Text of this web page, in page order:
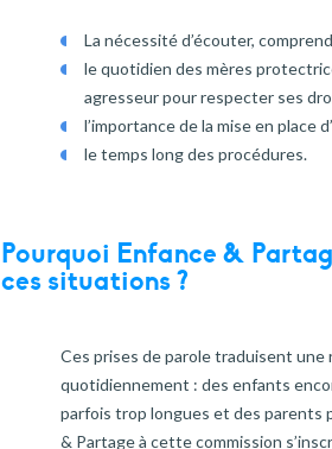
La nécessité d’écouter,
le quotidien des mères
agresseur pour respecter ses
l’importance de la mise en place
le temps long des procédures.
Pourquoi Enfance &
ces situations ?
Ces prises de parole traduisent
quotidiennement : des enfants
parfois trop longues et des parents
& Partage à cette commission